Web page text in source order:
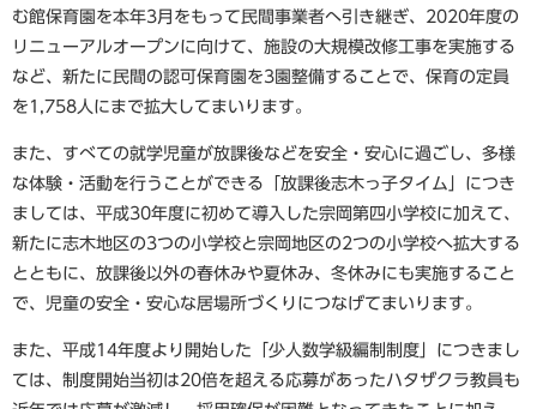
む館保育園を本年3月をもって民間事業者へ引き継ぎ、2020年度の
リニューアルオープンに向けて、施設の大規模改修工事を実施する
など、新たに民間の認可保育園を3園整備することで、保育の定員
を1,758人にまで拡大してまいります。
また、すべての就学児童が放課後などを安全・安心に過ごし、多様
な体験・活動を行うことができる「放課後志木っ子タイム」につき
ましては、平成30年度に初めて導入した宗岡第四小学校に加えて、
新たに志木地区の3つの小学校と宗岡地区の2つの小学校へ拡大する
とともに、放課後以外の春休みや夏休み、冬休みにも実施すること
で、児童の安全・安心な居場所づくりにつなげてまいります。
また、平成14年度より開始した「少人数学級編制制度」につきまし
ては、制度開始当初は20倍を超える応募があったハタザクラ教員も